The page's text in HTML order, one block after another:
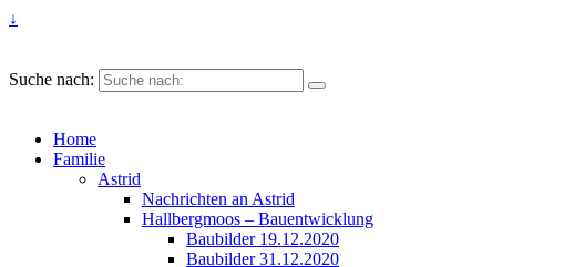
↓
Suche nach:
Home
Familie
Astrid
Nachrichten an Astrid
Hallbergmoos – Bauentwicklung
Baubilder 19.12.2020
Baubilder 31.12.2020